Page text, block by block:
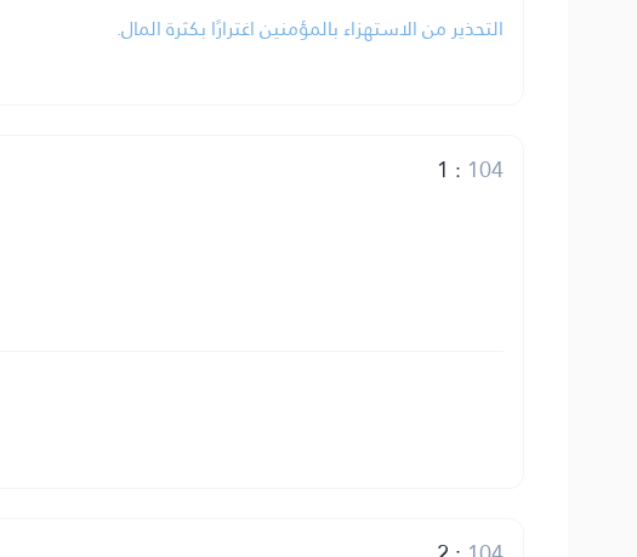
التحذير من الاستهزاء بالمؤمنين اغترارًا بكثرة المال.
1 : 104